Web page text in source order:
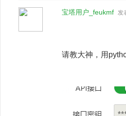
宝塔用户_feukmf 发
请教大神，用